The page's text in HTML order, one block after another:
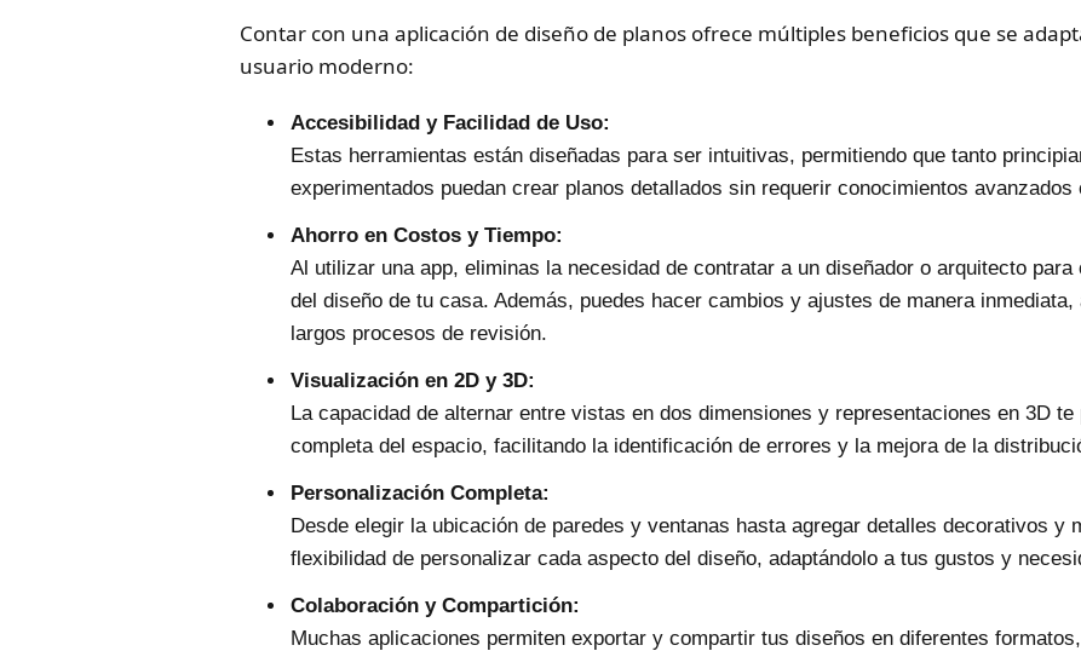
Contar con una aplicación de diseño de planos ofrece múltiples beneficios que se
usuario moderno:
Accesibilidad y Facilidad de Uso:
Estas herramientas están diseñadas para ser intuitivas, permitiendo que tanto
experimentados puedan crear planos detallados sin requerir conocimientos
Ahorro en Costos y Tiempo:
Al utilizar una app, eliminas la necesidad de contratar a un diseñador o arquitecto
del diseño de tu casa. Además, puedes hacer cambios y ajustes de manera
largos procesos de revisión.
Visualización en 2D y 3D:
La capacidad de alternar entre vistas en dos dimensiones y representaciones en 3D
completa del espacio, facilitando la identificación de errores y la mejora de la
Personalización Completa:
Desde elegir la ubicación de paredes y ventanas hasta agregar detalles decorativos y
flexibilidad de personalizar cada aspecto del diseño, adaptándolo a tus gustos y
Colaboración y Compartición:
Muchas aplicaciones permiten exportar y compartir tus diseños en diferentes